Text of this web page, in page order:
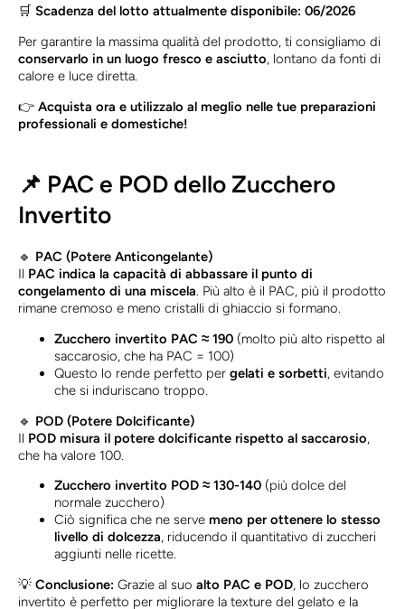
🛒 Scadenza del lotto attualmente disponibile: 06/2026
Per garantire la massima qualità del prodotto, ti consigliamo di
conservarlo in un luogo fresco e asciutto, lontano da fonti di
calore e luce diretta.
👉 Acquista ora e utilizzalo al meglio nelle tue preparazioni
professionali e domestiche!
📌 PAC e POD dello Zucchero
Invertito
🔹 PAC (Potere Anticongelante)
Il PAC indica la capacità di abbassare il punto di
congelamento di una miscela. Più alto è il PAC, più il prodotto
rimane cremoso e meno cristalli di ghiaccio si formano.
Zucchero invertito PAC ≈ 190 (molto più alto rispetto al
saccarosio, che ha PAC = 100)
Questo lo rende perfetto per gelati e sorbetti, evitando
che si induriscano troppo.
🔹 POD (Potere Dolcificante)
Il POD misura il potere dolcificante rispetto al saccarosio,
che ha valore 100.
Zucchero invertito POD ≈ 130-140 (più dolce del
normale zucchero)
Ciò significa che ne serve meno per ottenere lo stesso
livello di dolcezza, riducendo il quantitativo di zuccheri
aggiunti nelle ricette.
💡 Conclusione: Grazie al suo alto PAC e POD, lo zucchero
invertito è perfetto per migliorare la texture del gelato e la